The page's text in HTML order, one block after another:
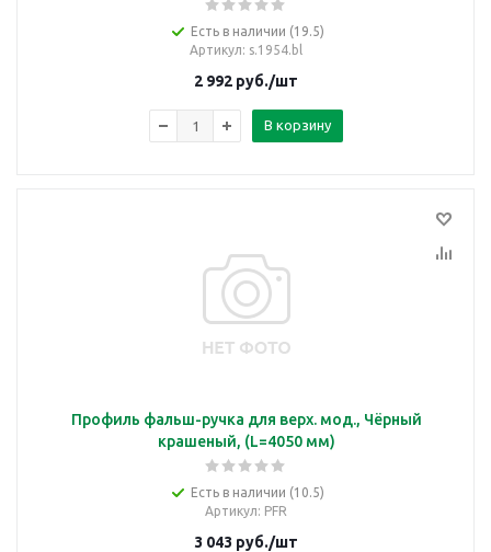
Есть в наличии (19.5)
Артикул: s.1954.bl
2 992 руб./шт
В корзину
Профиль фальш-ручка для верх. мод., Чёрный
крашеный, (L=4050 мм)
Есть в наличии (10.5)
Артикул: PFR
3 043 руб./шт